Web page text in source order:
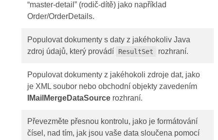
“master-detail” (rodič-dítě) jako například
Order/OrderDetails.
Populovat dokumenty s daty z jakéhokoliv Java
zdroj údajů, který provádí
ResultSet rozhraní.
Populovat dokumenty z jakéhokoli zdroje dat, jako
je XML soubor nebo obchodní objekty zavedením
IMailMergeDataSourcerozhraní.
Převezměte přesnou kontrolu, jako je formátování
čísel, nad tím, jak jsou vaše data sloučena pomocí